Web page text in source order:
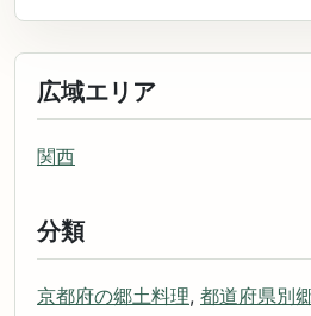
広域エリア
関西
分類
京都府の郷土料理, 都道府県別